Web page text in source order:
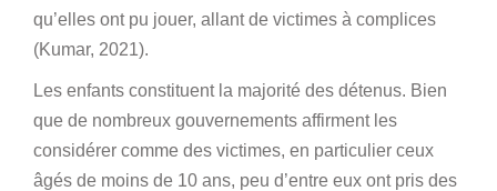
qu’elles ont pu jouer, allant de victimes à complices
(Kumar, 2021).
Les enfants constituent la majorité des détenus. Bien
que de nombreux gouvernements affirment les
considérer comme des victimes, en particulier ceux
âgés de moins de 10 ans, peu d’entre eux ont pris des